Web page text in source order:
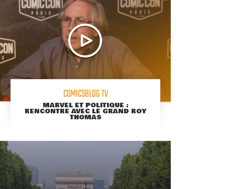
COMICSBLOG TV
MARVEL ET POLITIQUE :
RENCONTRE AVEC LE GRAND ROY
THOMAS